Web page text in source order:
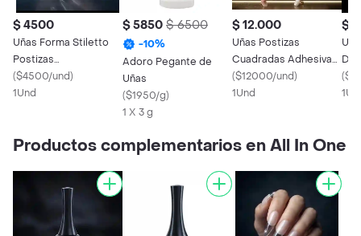
$ 4500
Uñas Forma Stiletto
Postizas
Transparentes X20
($4500/und)
1Und
$ 5850 $ 6500
-10%
Adoro Pegante de
Uñas
($1950/g)
1 X 3 g
$ 12.000
Uñas Postizas
Cuadradas Adhesivas
Decoradas
($12000/und)
1Und
$
(
Productos complementarios en All In One